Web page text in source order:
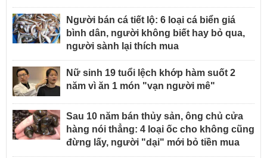
Người bán cá tiết lộ: 6 loại cá biển giá
bình dân, người không biết hay bỏ qua,
người sành lại thích mua
Nữ sinh 19 tuổi lệch khớp hàm suốt 2
năm vì ăn 1 món "vạn người mê"
Sau 10 năm bán thủy sản, ông chủ cửa
hàng nói thẳng: 4 loại ốc cho không cũng
đừng lấy, người "dại" mới bỏ tiền mua